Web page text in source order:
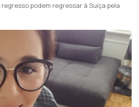
podem regressar à Suíça pela